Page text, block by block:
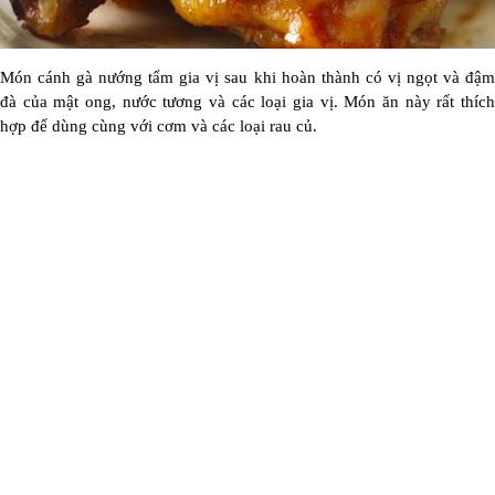
Món cánh gà nướng tẩm gia vị sau khi hoàn thành có vị ngọt và đậm
đà của mật ong, nước tương và các loại gia vị. Món ăn này rất thích
hợp để dùng cùng với cơm và các loại rau củ.